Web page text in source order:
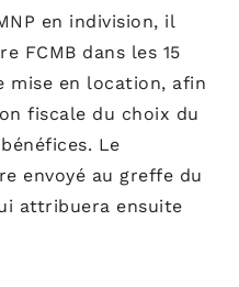
en indivision, il
FCMB dans les 15
mise en location, afin
fiscale du choix du
Le
envoyé au greffe du
attribuera ensuite